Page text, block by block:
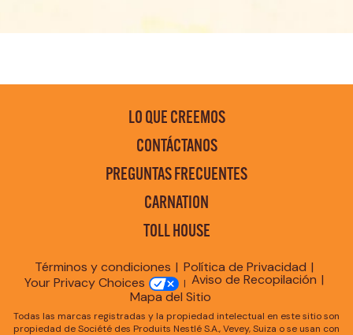
LO QUE CREEMOS
CONTÁCTANOS
PREGUNTAS FRECUENTES
CARNATION
TOLL HOUSE
Términos y condiciones
Política de Privacidad
Your Privacy Choices
Aviso de Recopilación
Mapa del Sitio
Todas las marcas registradas y la propiedad intelectual en este sitio son
propiedad de Société des Produits Nestlé S.A., Vevey, Suiza o se usan con